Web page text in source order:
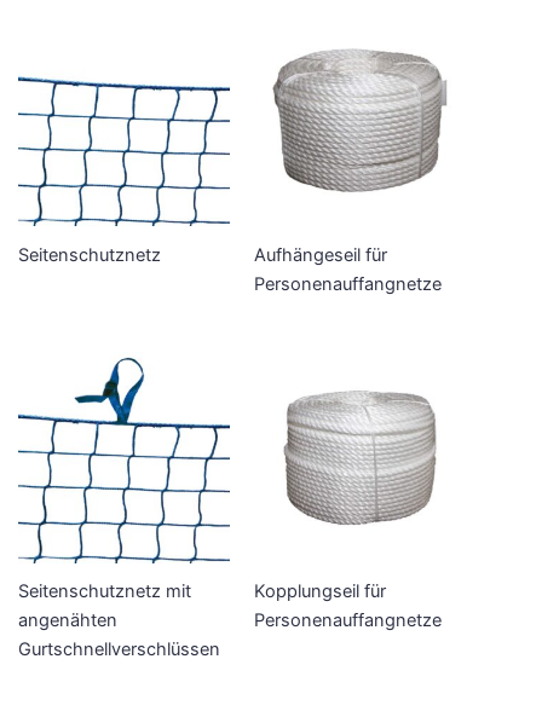
Seitenschutznetz
Aufhängeseil für
Personenauffangnetze
Seitenschutznetz mit
angenähten
Gurtschnellverschlüssen
Kopplungseil für
Personenauffangnetze